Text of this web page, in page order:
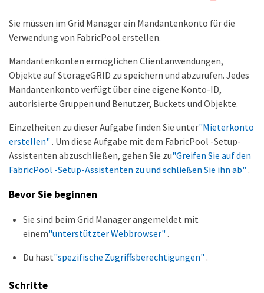
Sie müssen im Grid Manager ein Mandantenkonto für die
Verwendung von FabricPool erstellen.
Mandantenkonten ermöglichen Clientanwendungen,
Objekte auf StorageGRID zu speichern und abzurufen. Jedes
Mandantenkonto verfügt über eine eigene Konto-ID,
autorisierte Gruppen und Benutzer, Buckets und Objekte.
Einzelheiten zu dieser Aufgabe finden Sie unter"Mieterkonto
erstellen" . Um diese Aufgabe mit dem FabricPool -Setup-
Assistenten abzuschließen, gehen Sie zu"Greifen Sie auf den
FabricPool -Setup-Assistenten zu und schließen Sie ihn ab" .
Bevor Sie beginnen
Sie sind beim Grid Manager angemeldet mit
einem"unterstützter Webbrowser" .
Du hast"spezifische Zugriffsberechtigungen" .
Schritte